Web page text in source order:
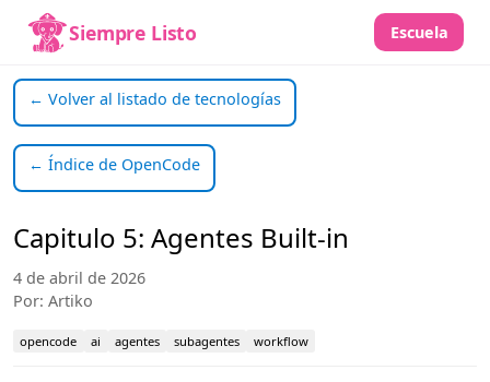
Siempre Listo Escuela
← Volver al listado de tecnologías
← Índice de OpenCode
Capitulo 5: Agentes Built-in
4 de abril de 2026
Por: Artiko
opencode ai agentes subagentes workflow